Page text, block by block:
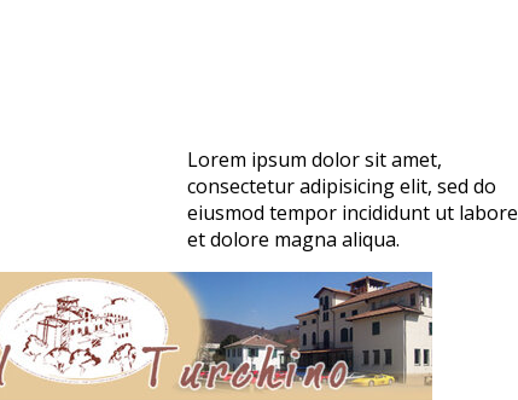
Lorem ipsum dolor sit amet,
consectetur adipisicing elit, sed do
eiusmod tempor incididunt ut labore
et dolore magna aliqua.